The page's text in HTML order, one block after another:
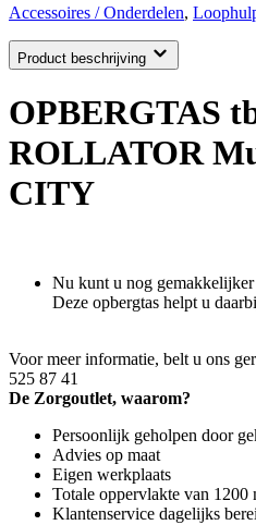
Accessoires / Onderdelen,
Product beschrijving
OPBERGTAS
ROLLATOR
CITY
Nu kunt u nog
Deze opbergtas helpt u
Voor meer informatie, belt u ons
525 87 41
De Zorgoutlet, waarom?
Persoonlijk geholpen door
Advies op maat
Eigen werkplaats
Totale oppervlakte van 1200
Klantenservice dagelijks